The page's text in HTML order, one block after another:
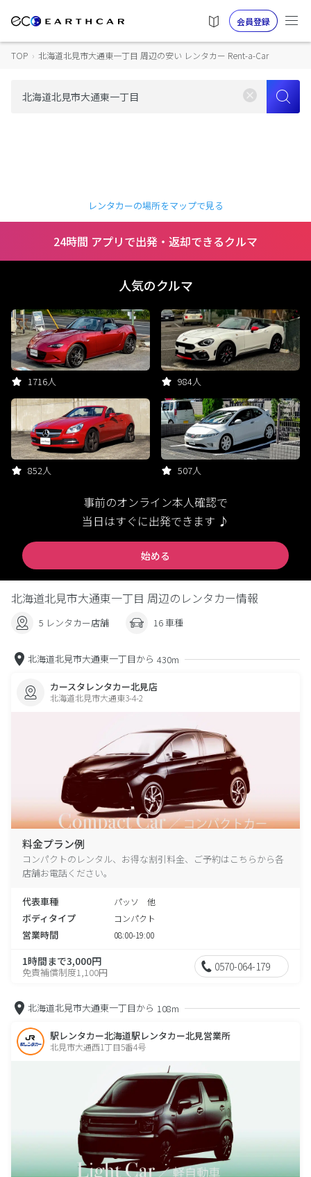
会員登録
TOP › 北海道北見市大通東一丁目 周辺の安い レンタカー Rent-a-Car
レンタカーの場所をマップで見る
24時間 アプリで出発・返却できるクルマ
人気のクルマ
1716人 984人
852人 507人
事前のオンライン本人確認で
当日はすぐに出発できます ♪
始める
北海道北見市大通東一丁目 周辺のレンタカー情報
5 レンタカー店舗 16 車種
北海道北見市大通東一丁目から 430m
カースタレンタカー北見店
北海道北見市大通東3-4-2
料金プラン例
コンパクトのレンタル、お得な割引料金、ご予約はこちらから各
店舗お電話ください。
代表車種 パッソ 他
ボディタイプ コンパクト
営業時間 08:00-19:00
1時間まで3,000円
免責補償制度1,100円 0570-064-179
北海道北見市大通東一丁目から 108m
駅レンタカー北海道駅レンタカー北見営業所
北見市大通西1丁目5番4号